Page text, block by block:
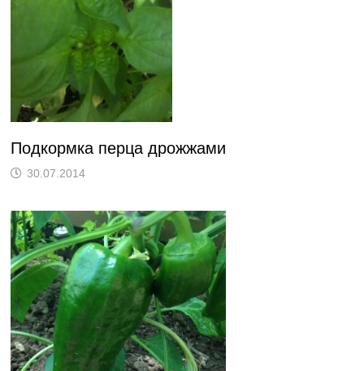
Подкормка перца дрожжами
30.07.2014